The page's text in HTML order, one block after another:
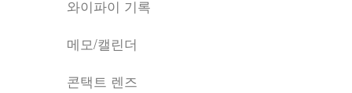
와이파이 기록
메모/캘린더
콘택트 렌즈